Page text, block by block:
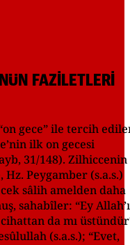
FAZİLETLERİ
gece” ile tercih
ilk on gecesi
31/148). Zilhiccenin
Peygamber (s.a.s.)
sâlih amelden daha
sahabîler: “Ey
da mı
(s.a.s.); “Evet,